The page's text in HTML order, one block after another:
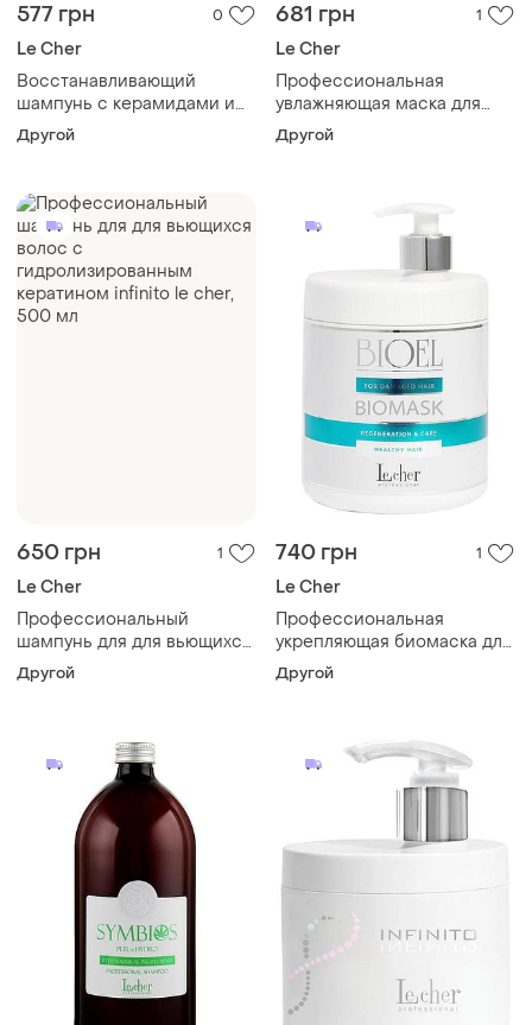
577 грн 0
Le Cher
Восстанавливающий
шампунь с керамидами и
экстрактом бамбука hair
letox 500 мл le сher
Другой
681 грн 1
Le Cher
Профессиональная
увлажняющая маска для
восстановления волос ph
harmony le сher 1000 мл
Другой
650 грн 1
Le Cher
Профессиональный
шампунь для для вьющихся
волос с
гидролизированным
Другой
740 грн 1
Le Cher
Профессиональная
укрепляющая биомаска для
поврежденных волос
кeratin bioel le cher 1000 мл
Другой